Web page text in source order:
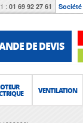
: 01 69 92 27 61 Société
DE DEVIS
VENTILATION